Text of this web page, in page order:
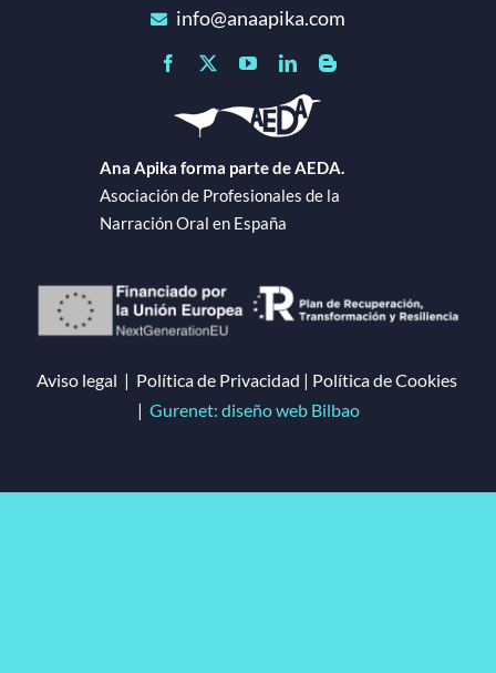
Teatro Clown
Formación
Agenda
info@anaapika.com
Ana Apika forma parte de AEDA.
Asociación de Profesionales de la
Narración Oral en España
Aviso legal | Política de Privacidad | Política de Cookies
| Gurenet: diseño web Bilbao